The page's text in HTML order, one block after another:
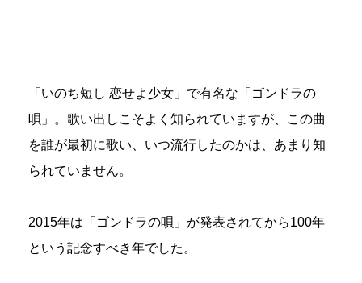
「いのち短し 恋せよ少女」で有名な「ゴンドラの
唄」。歌い出しこそよく知られていますが、この曲
を誰が最初に歌い、いつ流行したのかは、あまり知
られていません。
2015年は「ゴンドラの唄」が発表されてから100年
という記念すべき年でした。